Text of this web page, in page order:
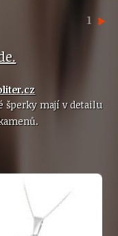
1
šperky mají v detailu